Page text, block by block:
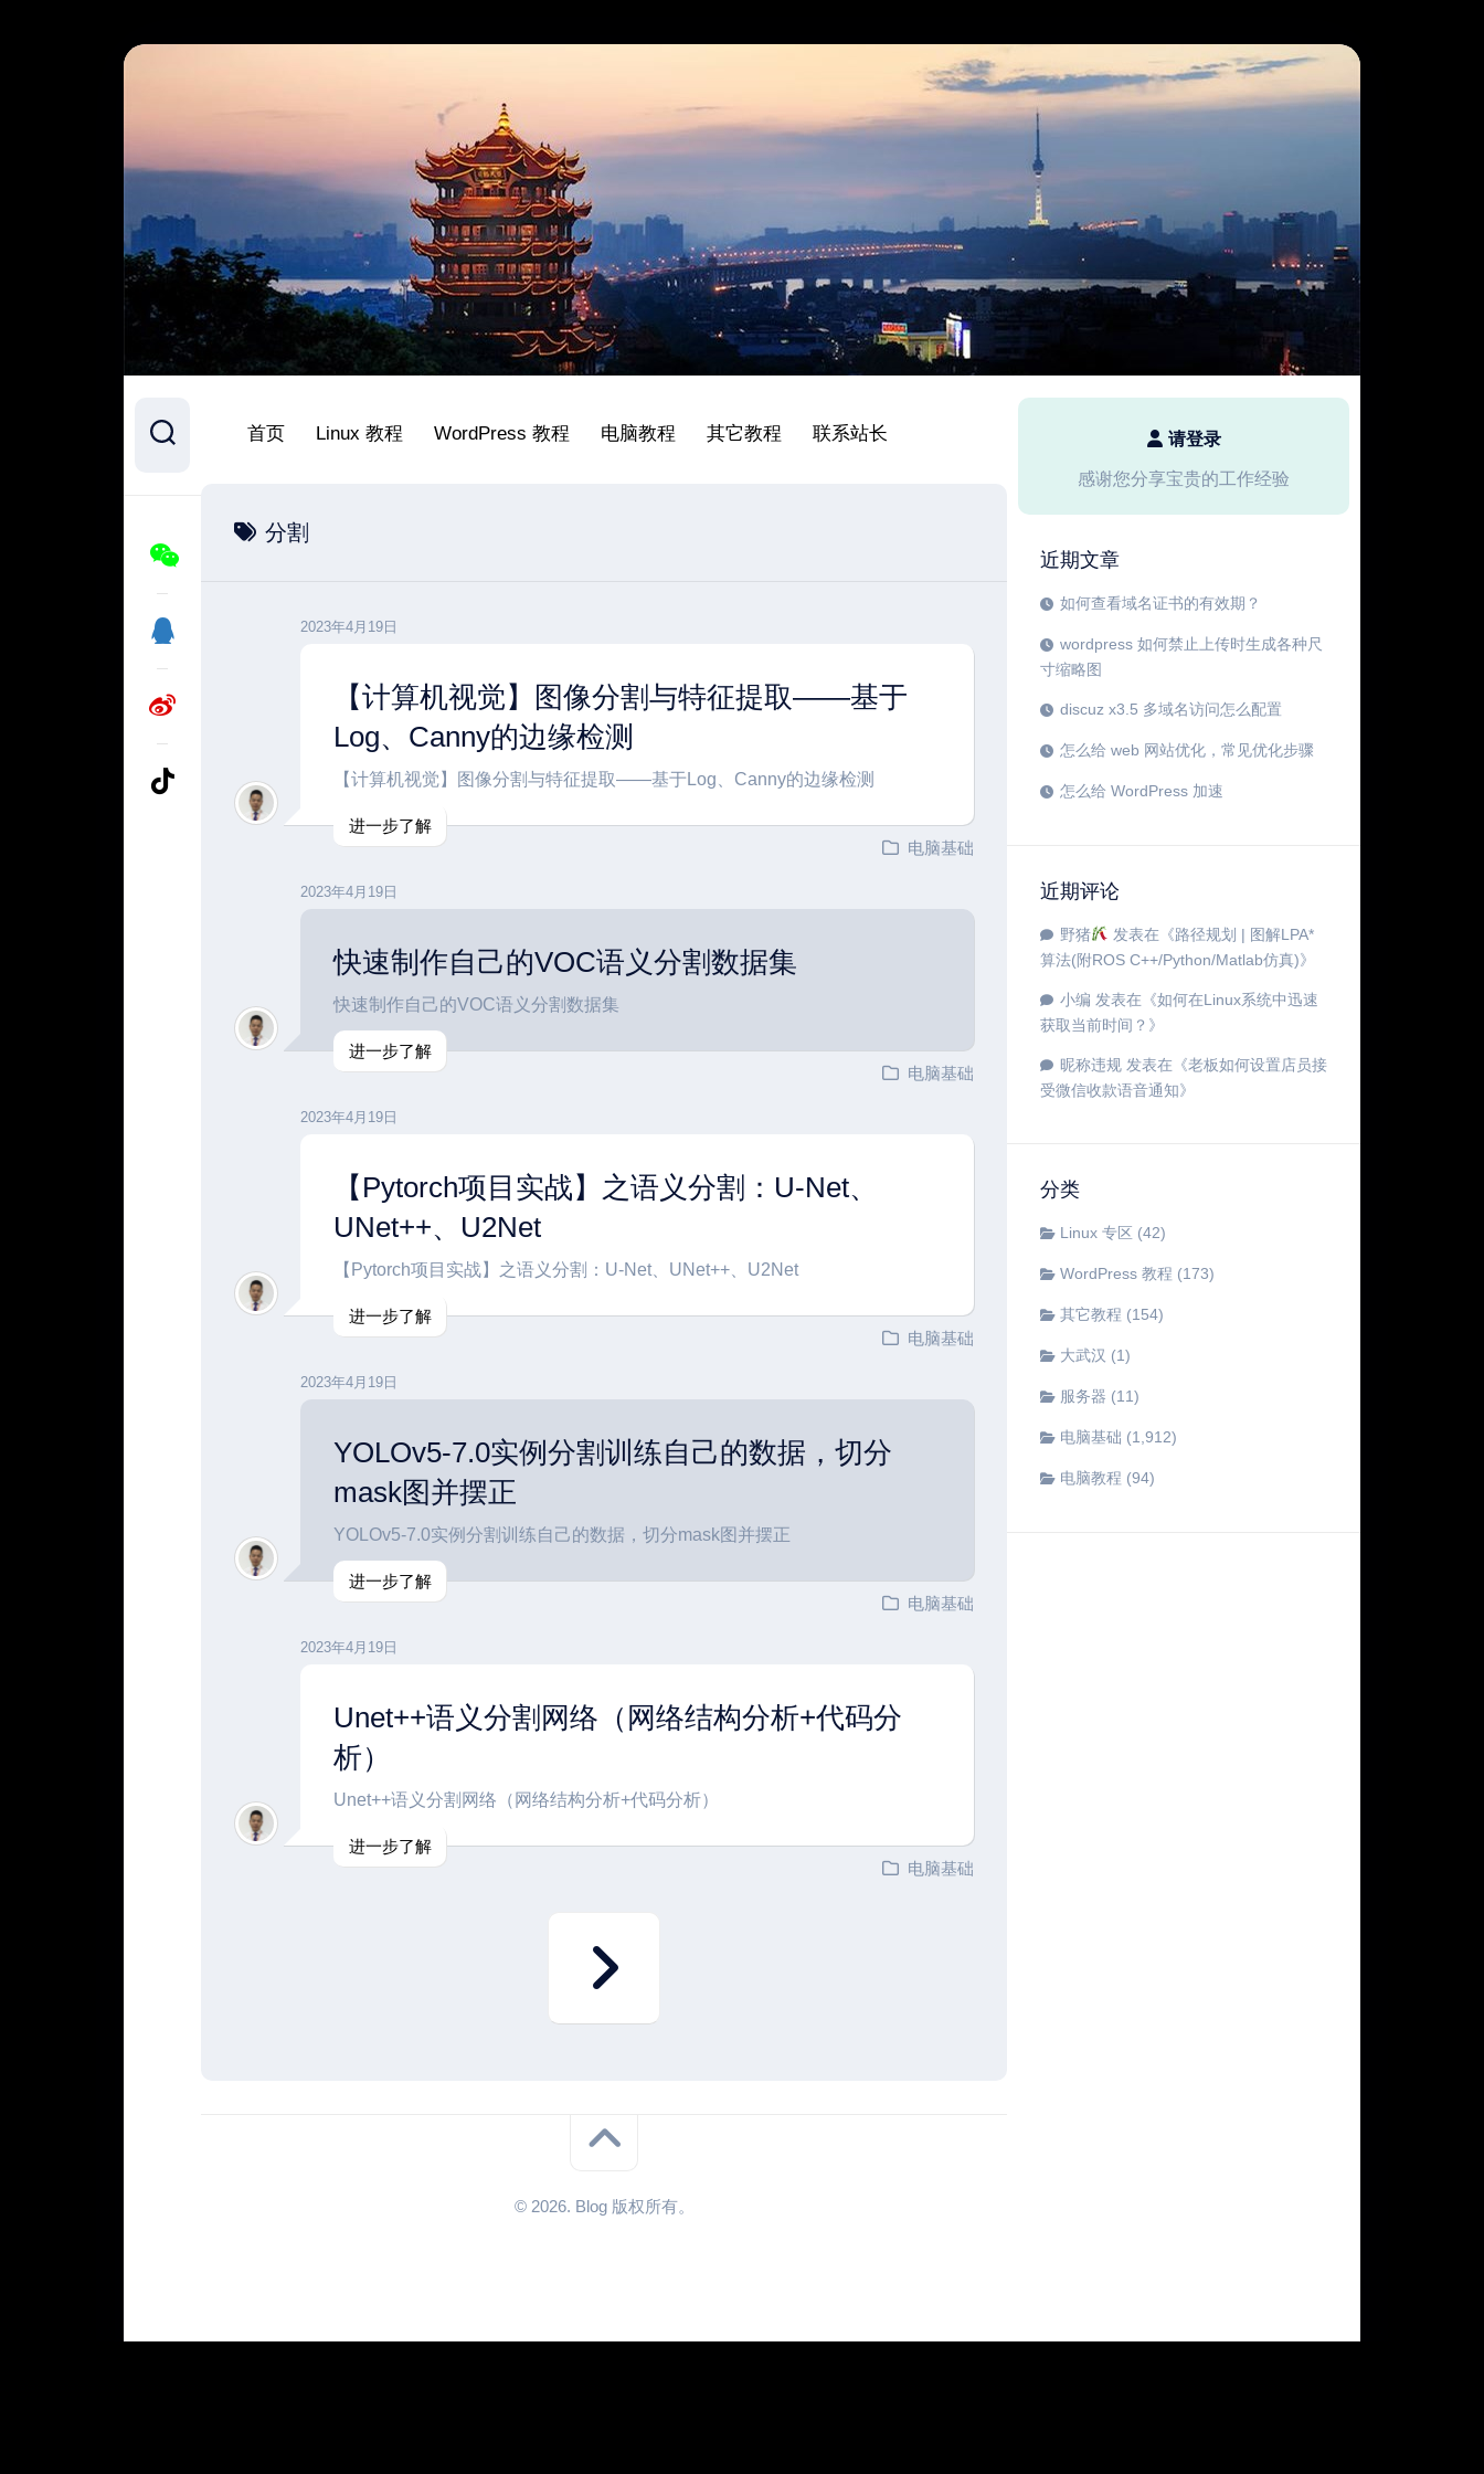
请登录
感谢您分享宝贵的工作经验
近期文章
如何查看域名证书的有效期？
wordpress 如何禁止上传时生成各种尺
寸缩略图
discuz x3.5 多域名访问怎么配置
怎么给 web 网站优化，常见优化步骤
怎么给 WordPress 加速
近期评论
野猪 发表在《路径规划 | 图解LPA*
算法(附ROS C++/Python/Matlab仿真)》
小编 发表在《如何在Linux系统中迅速
获取当前时间？ 》
昵称违规 发表在《老板如何设置店员接
受微信收款语音通知》
分类
Linux 专区 (42)
WordPress 教程 (173)
其它教程 (154)
大武汉 (1)
服务器 (11)
电脑基础 (1,912)
电脑教程 (94)
首页 Linux 教程 WordPress 教程 电脑教程 其它教程 联系站长
分割
2023年4月19日
【计算机视觉】图像分割与特征提取——基于
Log、Canny的边缘检测
【计算机视觉】图像分割与特征提取——基于Log、Canny的边缘检测
进一步了解
电脑基础
2023年4月19日
快速制作自己的VOC语义分割数据集
快速制作自己的VOC语义分割数据集
进一步了解
电脑基础
2023年4月19日
【Pytorch项目实战】之语义分割：U-Net、
UNet++、U2Net
【Pytorch项目实战】之语义分割：U-Net、UNet++、U2Net
进一步了解
电脑基础
2023年4月19日
YOLOv5-7.0实例分割训练自己的数据，切分
mask图并摆正
YOLOv5-7.0实例分割训练自己的数据，切分mask图并摆正
进一步了解
电脑基础
2023年4月19日
Unet++语义分割网络（网络结构分析+代码分
析）
Unet++语义分割网络（网络结构分析+代码分析）
进一步了解
电脑基础
© 2026. Blog 版权所有。